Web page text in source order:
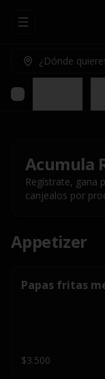
Abrir menu de
¿Dónde
Acumula
Regístrate, gana
canjealos por
Appetizer
Papas fritas
$3.500